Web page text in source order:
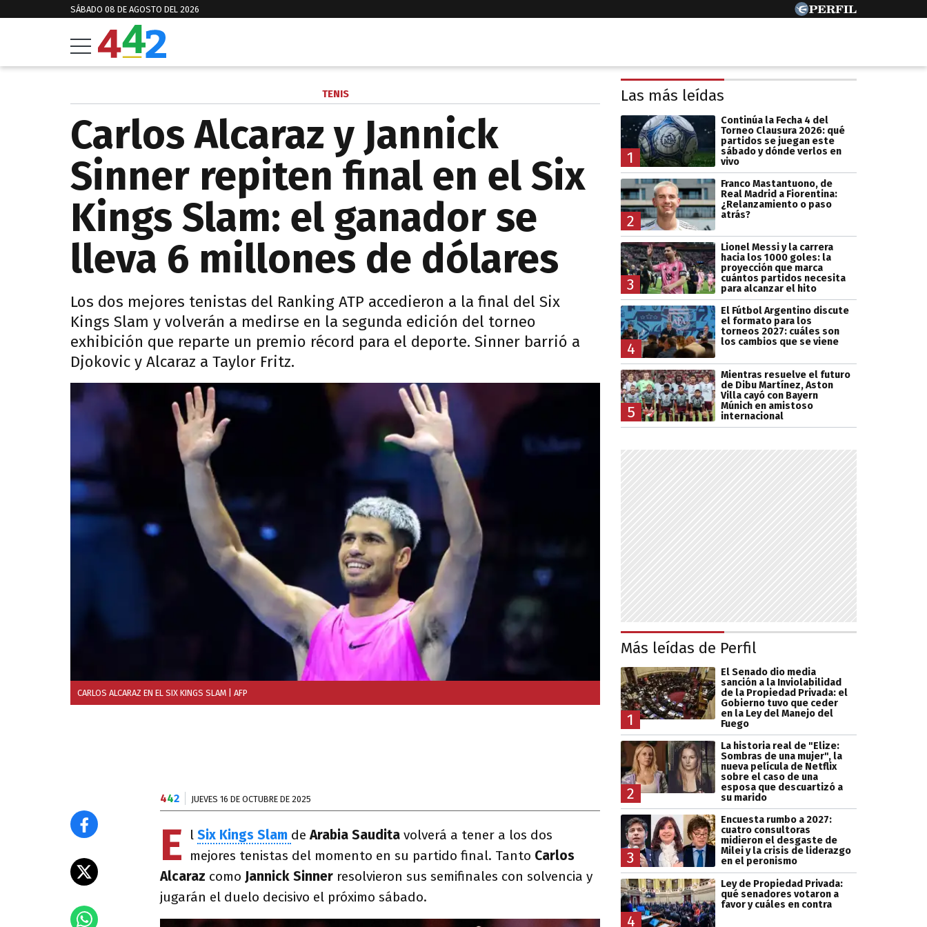
SÁBADO 08 DE AGOSTO DEL 2026
TENIS
Carlos Alcaraz y Jannick
Sinner repiten final en el Six
Kings Slam: el ganador se
lleva 6 millones de dólares
Los dos mejores tenistas del Ranking ATP accedieron a la final del Six
Kings Slam y volverán a medirse en la segunda edición del torneo
exhibición que reparte un premio récord para el deporte. Sinner barrió a
Djokovic y Alcaraz a Taylor Fritz.
CARLOS ALCARAZ EN EL SIX KINGS SLAM | AFP
442 JUEVES 16 DE OCTUBRE DE 2025
E l Six Kings Slam deArabia Saudita volverá a tener a los dos
mejores tenistas del momento en su partido final. Tanto Carlos
Alcaraz como Jannick Sinner resolvieron sus semifinales con solvencia y
jugarán el duelo decisivo el próximo sábado.
Las más leídas
1
Continúa la Fecha 4 del
Torneo Clausura 2026: qué
partidos se juegan este
sábado y dónde verlos en
vivo
2
Franco Mastantuono, de
Real Madrid a Fiorentina:
¿Relanzamiento o paso
atrás?
3
Lionel Messi y la carrera
hacia los 1000 goles: la
proyección que marca
cuántos partidos necesita
para alcanzar el hito
4
El Fútbol Argentino discute
el formato para los
torneos 2027: cuáles son
los cambios que se viene
5
Mientras resuelve el futuro
de Dibu Martínez, Aston
Villa cayó con Bayern
Múnich en amistoso
internacional
Más leídas de Perfil
1
El Senado dio media
sanción a la Inviolabilidad
de la Propiedad Privada: el
Gobierno tuvo que ceder
en la Ley del Manejo del
Fuego
2
La historia real de "Elize:
Sombras de una mujer", la
nueva película de Netflix
sobre el caso de una
esposa que descuartizó a
su marido
3
Encuesta rumbo a 2027:
cuatro consultoras
midieron el desgaste de
Milei y la crisis de liderazgo
en el peronismo
4
Ley de Propiedad Privada:
qué senadores votaron a
favor y cuáles en contra